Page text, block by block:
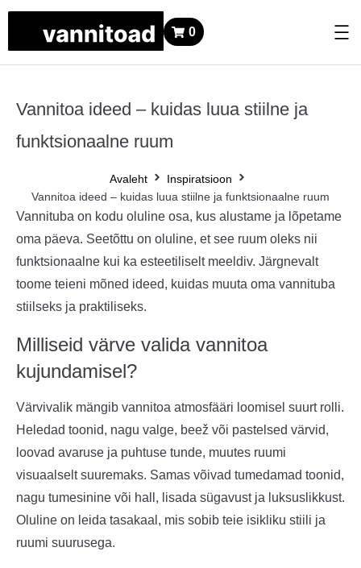
0
Vannitoa ideed – kuidas luua stiilne ja
funktsionaalne ruum
Avaleht
Inspiratsioon
Vannitoa ideed – kuidas luua stiilne ja funktsionaalne ruum
Vannituba on kodu oluline osa, kus alustame ja lõpetame
oma päeva. Seetõttu on oluline, et see ruum oleks nii
funktsionaalne kui ka esteetiliselt meeldiv. Järgnevalt
toome teieni mõned ideed, kuidas muuta oma vannituba
stiilseks ja praktiliseks.
Milliseid värve valida vannitoa
kujundamisel?
Värvivalik mängib vannitoa atmosfääri loomisel suurt rolli.
Heledad toonid, nagu valge, beež või pastelsed värvid,
loovad avaruse ja puhtuse tunde, muutes ruumi
visuaalselt suuremaks. Samas võivad tumedamad toonid,
nagu tumesinine või hall, lisada sügavust ja luksuslikkust.
Oluline on leida tasakaal, mis sobib teie isikliku stiili ja
ruumi suurusega.